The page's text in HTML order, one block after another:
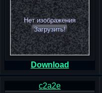
Нет изображения
Загрузить!
Download
c2a2e